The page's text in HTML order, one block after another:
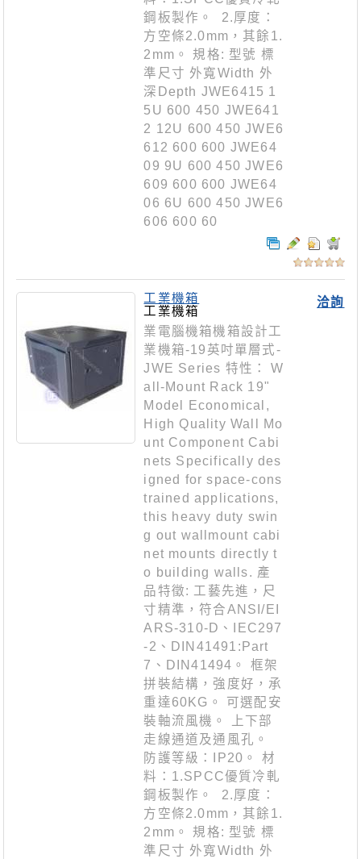
鋼板製作。 2.厚度：
方空條2.0mm，其餘1.
2mm。 規格: 型號 標
準尺寸 外寬Width 外
深Depth JWE6415 1
5U 600 450 JWE641
2 12U 600 450 JWE6
612 600 600 JWE64
09 9U 600 450 JWE6
609 600 600 JWE64
06 6U 600 450 JWE6
606 600 60
洽詢
工業機箱
工業機箱
業電腦機箱機箱設計工
業機箱-19英吋單層式-
JWE Series 特性： W
all-Mount Rack 19"
Model Economical,
High Quality Wall Mo
unt Component Cabi
nets Specifically des
igned for space-cons
trained applications,
this heavy duty swin
g out wallmount cabi
net mounts directly t
o building walls. 產
品特徵: 工藝先進，尺
寸精準，符合ANSI/EI
ARS-310-D、IEC297
-2、DIN41491:Part
7、DIN41494。 框架
拼裝結構，強度好，承
重達60KG。 可選配安
裝軸流風機。 上下部
走線通道及通風孔。
防護等級：IP20。 材
料：1.SPCC優質冷軋
鋼板製作。 2.厚度：
方空條2.0mm，其餘1.
2mm。 規格: 型號 標
準尺寸 外寬Width 外